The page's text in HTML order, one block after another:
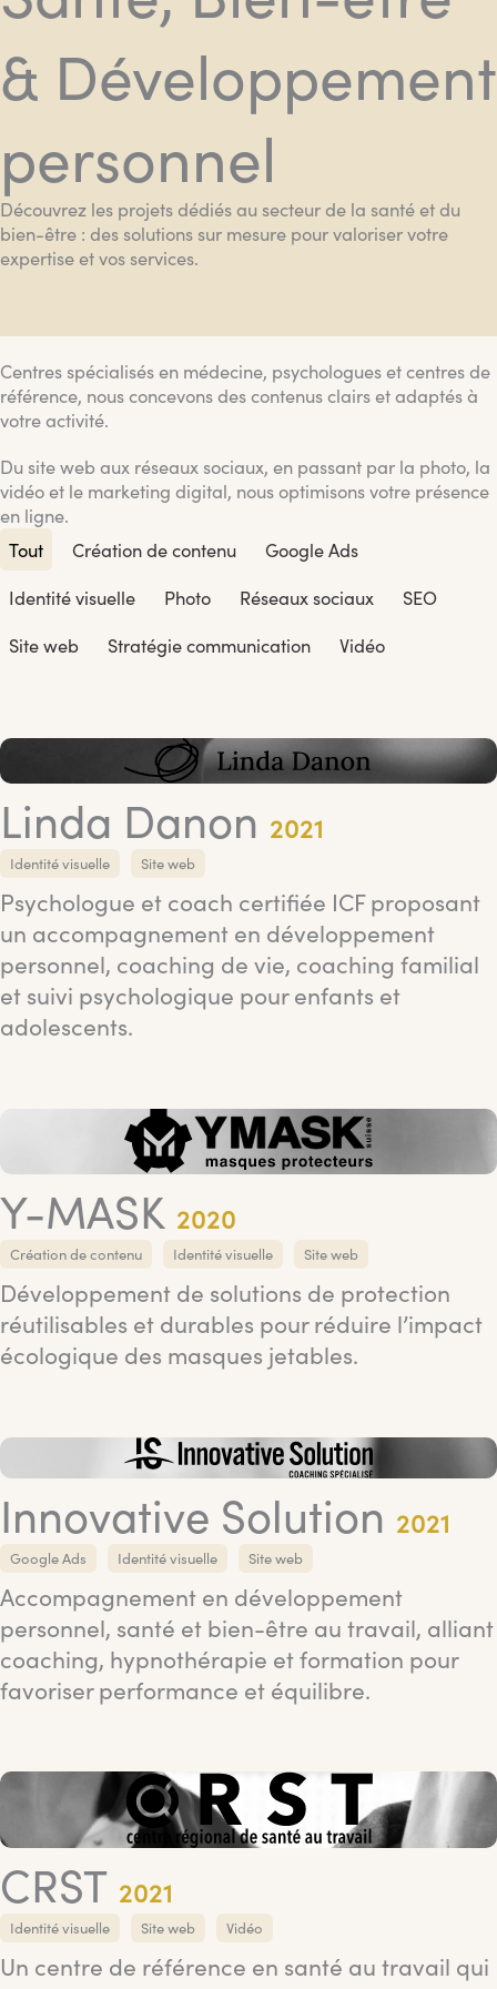
& Développement
personnel
Découvrez les projets dédiés au secteur de la santé et du
bien-être : des solutions sur mesure pour valoriser votre
expertise et vos services.
Centres spécialisés en médecine, psychologues et centres de
référence, nous concevons des contenus clairs et adaptés à
votre activité.
Du site web aux réseaux sociaux, en passant par la photo, la
vidéo et le marketing digital, nous optimisons votre présence
en ligne.
Tout
Création de contenu
Google Ads
Identité visuelle
Photo Réseaux sociaux
SEO
Site web
Stratégie communication Vidéo
Linda Danon 2021
Identité visuelle Site web
Psychologue et coach certifiée ICF proposant
un accompagnement en développement
personnel, coaching de vie, coaching familial
et suivi psychologique pour enfants et
adolescents.
Y-MASK 2020
Création de contenu Identité visuelle Site web
Développement de solutions de protection
réutilisables et durables pour réduire l’impact
écologique des masques jetables.
Innovative Solution 2021
Google Ads Identité visuelle Site web
Accompagnement en développement
personnel, santé et bien-être au travail, alliant
coaching, hypnothérapie et formation pour
favoriser performance et équilibre.
CRST 2021
Identité visuelle Site web Vidéo
Un centre de référence en santé au travail qui